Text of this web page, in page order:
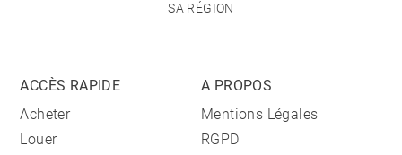
SA RÉGION
ACCÈS RAPIDE
Acheter
Louer
A PROPOS
Mentions Légales
RGPD